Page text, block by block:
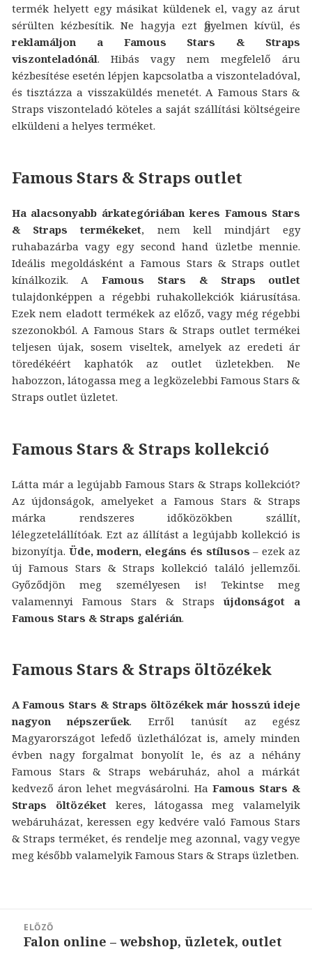
termék helyett egy másikat küldenek el, vagy az árut
sérülten kézbesítik. Ne hagyja ezt figyelmen kívül, és
reklamáljon a Famous Stars & Straps
viszonteladónál. Hibás vagy nem megfelelő áru
kézbesítése esetén lépjen kapcsolatba a viszonteladóval,
és tisztázza a visszaküldés menetét. A Famous Stars &
Straps viszonteladó köteles a saját szállítási költségeire
elküldeni a helyes terméket.
Famous Stars & Straps outlet
Ha alacsonyabb árkategóriában keres Famous Stars
& Straps termékeket, nem kell mindjárt egy
ruhabazárba vagy egy second hand üzletbe mennie.
Ideális megoldásként a Famous Stars & Straps outlet
kínálkozik. AFamous Stars & Straps outlet
tulajdonképpen a régebbi ruhakollekciók kiárusítása.
Ezek nem eladott termékek az előző, vagy még régebbi
szezonokból. A Famous Stars & Straps outlet termékei
teljesen újak, sosem viseltek, amelyek az eredeti ár
töredékéért kaphatók az outlet üzletekben. Ne
habozzon, látogassa meg a legközelebbi Famous Stars &
Straps outlet üzletet.
Famous Stars & Straps kollekció
Látta már a legújabb Famous Stars & Straps kollekciót?
Az újdonságok, amelyeket a Famous Stars & Straps
márka rendszeres időközökben szállít,
lélegzetelállítóak. Ezt az állítást a legújabb kollekció is
bizonyítja. Üde, modern, elegáns és stílusos – ezek az
új Famous Stars & Straps kollekció találó jellemzői.
Győződjön meg személyesen is! Tekintse meg
valamennyi Famous Stars & Strapsújdonságot a
Famous Stars & Straps galérián.
Famous Stars & Straps öltözékek
A Famous Stars & Straps öltözékek már hosszú ideje
nagyon népszerűek. Erről tanúsít az egész
Magyarországot lefedő üzlethálózat is, amely minden
évben nagy forgalmat bonyolít le, és az a néhány
Famous Stars & Straps webáruház, ahol a márkát
kedvező áron lehet megvásárolni. Ha Famous Stars &
Straps öltözéketkeres, látogassa meg valamelyik
webáruházat, keressen egy kedvére való Famous Stars
& Straps terméket, és rendelje meg azonnal, vagy vegye
meg később valamelyik Famous Stars & Straps üzletben.
navigáció
ELŐZŐ
Korábbi
Falon online – webshop, üzletek, outlet